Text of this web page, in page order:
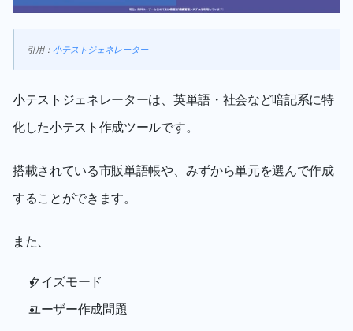
引用： 小テストジェネレーター
小テストジェネレーターは、英単語・社会など暗記系に特
化した小テスト作成ツールです。
搭載されている市販単語帳や、みずから単元を選んで作成
することができます。
また、
クイズモード
ユーザー作成問題